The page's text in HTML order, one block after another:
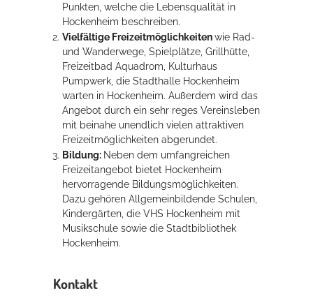
Punkten, welche die Lebensqualität in
Hockenheim beschreiben.
Vielfältige Freizeitmöglichkeitenwie Rad-
und Wanderwege, Spielplätze, Grillhütte,
Freizeitbad Aquadrom, Kulturhaus
Pumpwerk, die Stadthalle Hockenheim
warten in Hockenheim. Außerdem wird das
Angebot durch ein sehr reges Vereinsleben
mit beinahe unendlich vielen attraktiven
Freizeitmöglichkeiten abgerundet.
Bildung: Neben dem umfangreichen
Freizeitangebot bietet Hockenheim
hervorragende Bildungsmöglichkeiten.
Dazu gehören Allgemeinbildende Schulen,
Kindergärten, die VHS Hockenheim mit
Musikschule sowie die Stadtbibliothek
Hockenheim.
Kontakt